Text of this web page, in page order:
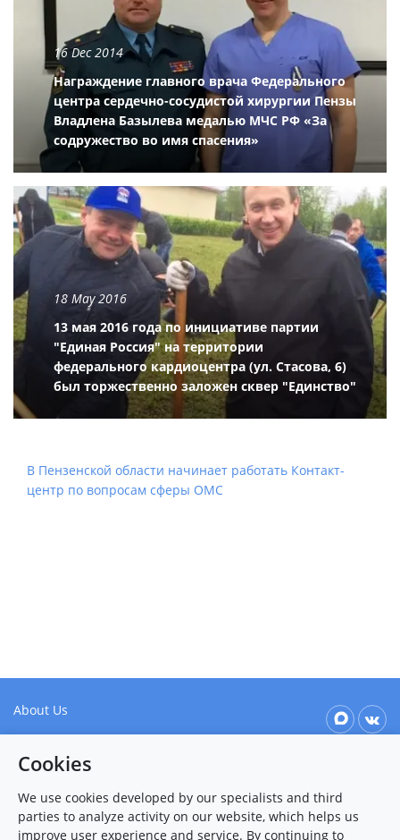
16 Dec 2014
Награждение главного врача Федерального
центра сердечно-сосудистой хирургии Пензы
Владлена Базылева медалью МЧС РФ «За
содружество во имя спасения»
18 May 2016
13 мая 2016 года по инициативе партии
"Единая Россия" на территории
федерального кардиоцентра (ул. Стасова, 6)
был торжественно заложен сквер "Единство"
В Пензенской области начинает работать Контакт-
центр по вопросам сферы ОМС
About Us
Our values
Patient & Visitor Info
Contact Us
Cookies
We use cookies developed by our specialists and third
parties to analyze activity on our website, which helps us
improve user experience and service. By continuing to